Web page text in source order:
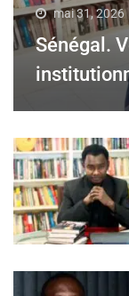
mai 31, 2026
Sénégal.